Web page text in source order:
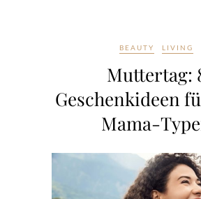
BEAUTY LIVING
Muttertag:
Geschenkideen
Mama-